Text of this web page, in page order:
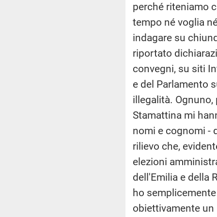
perché riteniamo
tempo né voglia
indagare su
riportato
convegni, su siti
e del Parlamento
illegalità.
Stamattina mi
nomi e cognomi -
rilievo che,
elezioni
dell'Emilia e della
ho
obiettivamente